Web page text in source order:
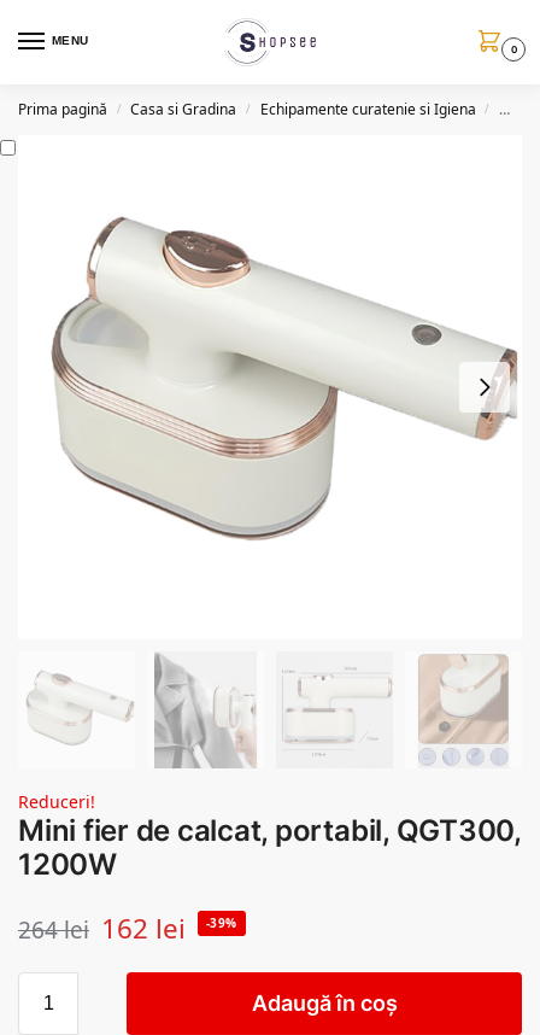
MENU
0
Prima pagină / Casa si Gradina / Echipamente curatenie si Igiena / Mini
Reduceri!
Mini fier de calcat, portabil, QGT300,
1200W
264lei 162 lei -39%
Adaugă în coș